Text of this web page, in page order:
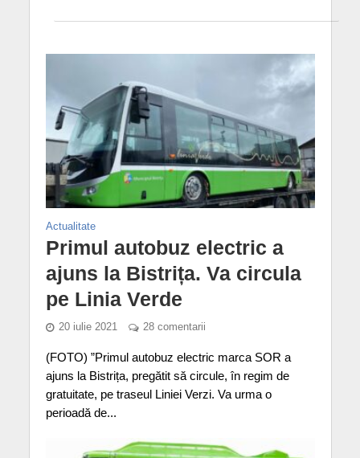
Actualitate
Primul autobuz electric a
ajuns la Bistrița. Va circula
pe Linia Verde
20 iulie 2021 28 comentarii
(FOTO) ”Primul autobuz electric marca SOR a
ajuns la Bistrița, pregătit să circule, în regim de
gratuitate, pe traseul Liniei Verzi. Va urma o
perioadă de...